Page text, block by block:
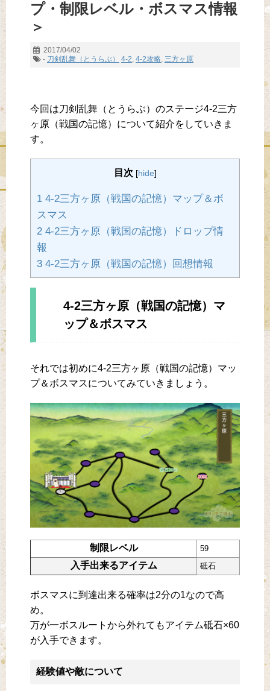
プ・制限レベル・ボスマス情報
＞
2017/04/02
- 刀剣乱舞（とうらぶ） 4-2, 4-2攻略, 三方ヶ原
今回は刀剣乱舞（とうらぶ）のステージ4-2三方
ヶ原（戦国の記憶）について紹介をしていきま
す。
目次 [hide]
1 4-2三方ヶ原（戦国の記憶）マップ＆ボ
スマス
2 4-2三方ヶ原（戦国の記憶）ドロップ情
報
3 4-2三方ヶ原（戦国の記憶）回想情報
4-2三方ヶ原（戦国の記憶）マ
ップ＆ボスマス
それでは初めに4-2三方ヶ原（戦国の記憶）マッ
プ＆ボスマスについてみていきましょう。
制限レベル 59
入手出来るアイテム 砥石
ボスマスに到達出来る確率は2分の1なので高
め。
万が一ボスルートから外れてもアイテム砥石×60
が入手できます。
経験値や敵について